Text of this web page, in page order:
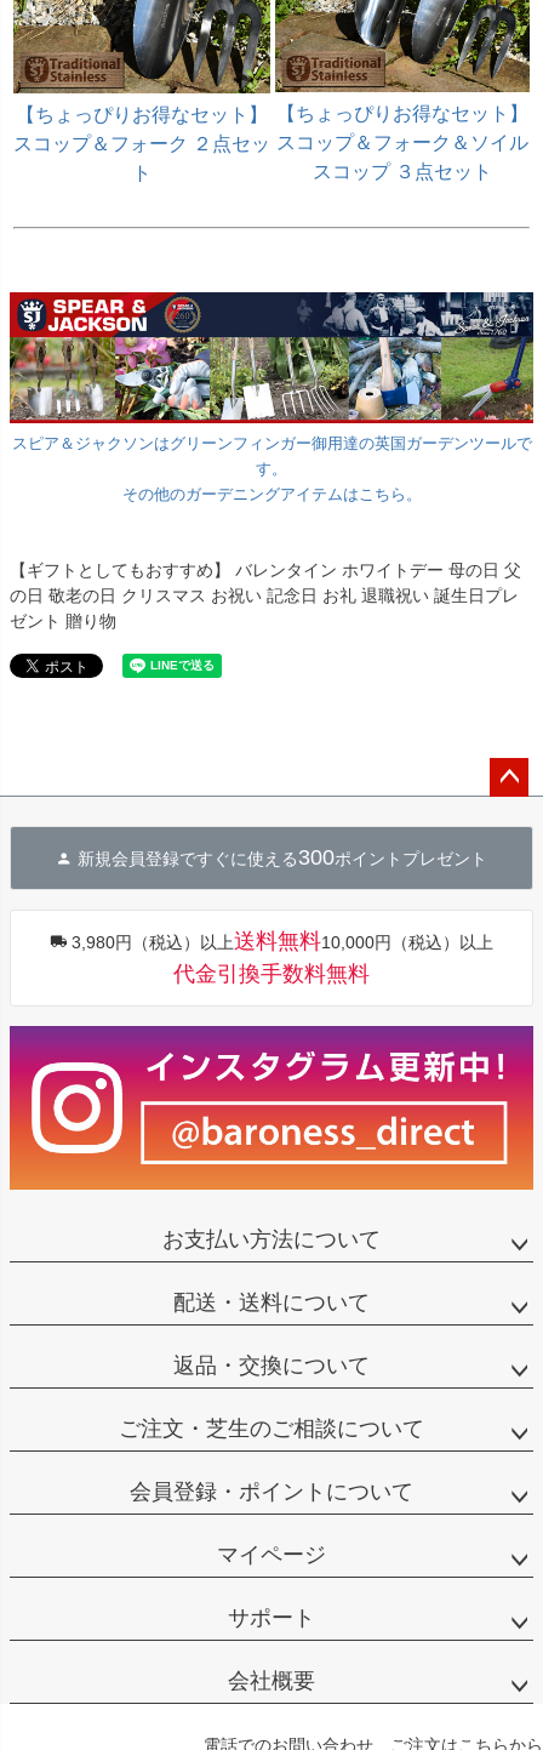
【ちょっぴりお得なセット】
スコップ＆フォーク ２点セッ
ト
【ちょっぴりお得なセット】
スコップ＆フォーク＆ソイル
スコップ ３点セット
スピア＆ジャクソンはグリーンフィンガー御用達の英国ガーデンツールで
す。
その他のガーデニングアイテムはこちら。
【ギフトとしてもおすすめ】 バレンタイン ホワイトデー 母の日 父
の日 敬老の日 クリスマス お祝い 記念日 お礼 退職祝い 誕生日プレ
ゼント 贈り物
へ
新規会員登録ですぐに使える300ポイントプレゼント
3,980円（税込）以上送料無料10,000円（税込）以上
代金引換手数料無料
お支払い方法について
配送・送料について
返品・交換について
ご注文・芝生のご相談について
会員登録・ポイントについて
マイページ
サポート
会社概要
電話でのお問い合わせ、ご注文はこちらから